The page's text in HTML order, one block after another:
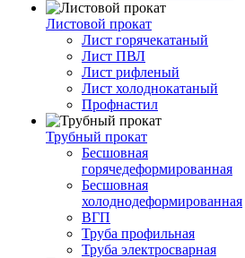
Листовой прокат
Лист горячекатаный
Лист ПВЛ
Лист рифленый
Лист холоднокатаный
Профнастил
Трубный прокат
Бесшовная
горячедеформированная
Бесшовная
холоднодеформированная
ВГП
Труба профильная
Труба электросварная